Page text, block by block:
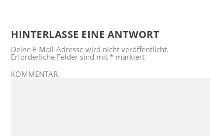
HINTERLASSE EINE ANTWORT
Deine E-Mail-Adresse wird nicht veröffentlicht.
Erforderliche Felder sind mit* markiert
KOMMENTAR